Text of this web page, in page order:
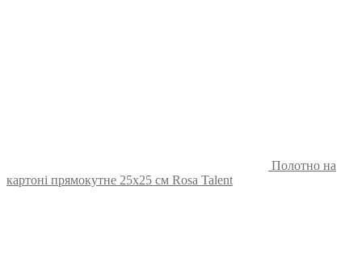
Полотно на
картоні прямокутне 25х25 см Rosa Talent